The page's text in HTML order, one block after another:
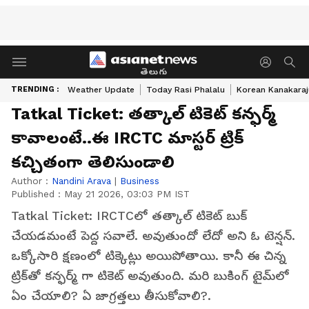
తెలుగు
TRENDING : Weather Update Today Rasi Phalalu Korean
Tatkal Ticket: తత్కాల్ టికెట్ కన్ఫర్మ్
కావాలంటే..ఈ IRCTC మాస్టర్ ట్రిక్
కచ్చితంగా తెలిసుండాలి
Author : Nandini Arava | Business
Published : May 21 2026, 03:03 PM IST
Tatkal Ticket: IRCTCలో తత్కాల్ టికెట్ బుక్
చేయడమంటే పెద్ద సవాలే. అవుతుందో లేదో అని ఓ టెన్షన్‌.
ఒక్కోసారి క్షణంలో టిక్కెట్లు అయిపోతాయి. కానీ ఈ చిన్న
ట్రిక్‍తో కన్ఫర్మ్ గా టికెట్ అవుతుంది. మరి బుకింగ్ టైమ్‌లో
ఏం చేయాలి? ఏ జాగ్రత్తలు తీసుకోవాలి?.